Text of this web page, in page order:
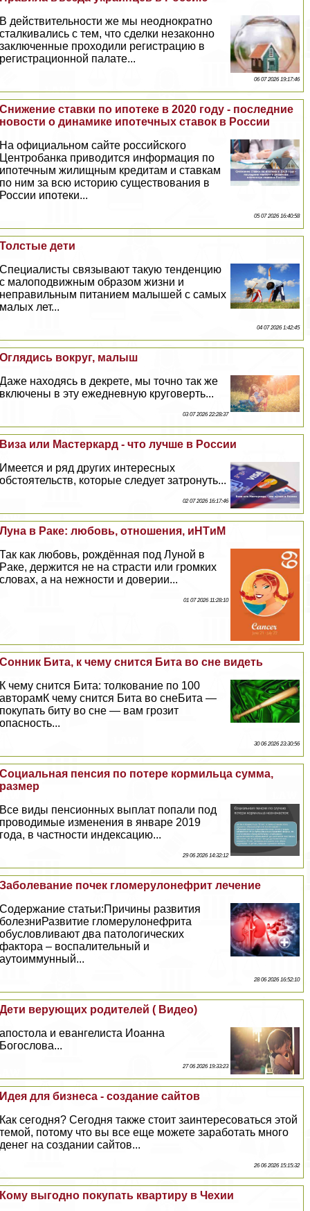
В действительности же мы неоднократно
сталкивались с тем, что сделки незаконно
заключенные проходили регистрацию в
регистрационной палате...
06 07 2026 19:17:46
Снижение ставки по ипотеке в 2020 году - последние
новости о динамике ипотечных ставок в России
На официальном сайте российского
Центробанка приводится информация по
ипотечным жилищным кредитам и ставкам
по ним за всю историю существования в
России ипотеки...
05 07 2026 16:40:58
Толстые дети
Специалисты связывают такую тенденцию
с малоподвижным образом жизни и
неправильным питанием малышей с самых
малых лет...
04 07 2026 1:42:45
Оглядись вокруг, малыш
Даже находясь в декрете, мы точно так же
включены в эту ежедневную круговерть...
03 07 2026 22:28:37
Виза или Мастеркард - что лучше в России
Имеется и ряд других интересных
обстоятельств, которые следует затронуть...
02 07 2026 16:17:46
Луна в Paке: любовь, отношения, иHTиM
Так как любовь, рождённая под Луной в
Paке, держится не на страсти или громких
словах, а на нежности и доверии...
01 07 2026 11:28:10
Сонник Бита, к чему снится Бита во сне видеть
К чему снится Бита: толкование по 100
авторамК чему снится Бита во снеБита —
покупать биту во сне — вам грозит
опасность...
30 06 2026 23:30:56
Социальная пенсия по потере кормильца сумма,
размер
Все виды пенсионных выплат попали под
проводимые изменения в январе 2019
года, в частности индексацию...
29 06 2026 14:32:12
Заболевание почек гломерулонефрит лечение
Содержание статьи:Причины развития
болезниРазвитие гломерулонефрита
обусловливают два патологических
фактора – воспалительный и
аутоиммунный...
28 06 2026 16:52:10
Дети верующих родителей ( Видео)
апостола и евангелиста Иоанна
Богослова...
27 06 2026 19:33:23
Идея для бизнеса - создание сайтов
Как сегодня? Сегодня также стоит заинтересоваться этой
темой, потому что вы все еще можете заработать много
денег на создании сайтов...
26 06 2026 15:15:32
Кому выгодно покупать квартиру в Чехии